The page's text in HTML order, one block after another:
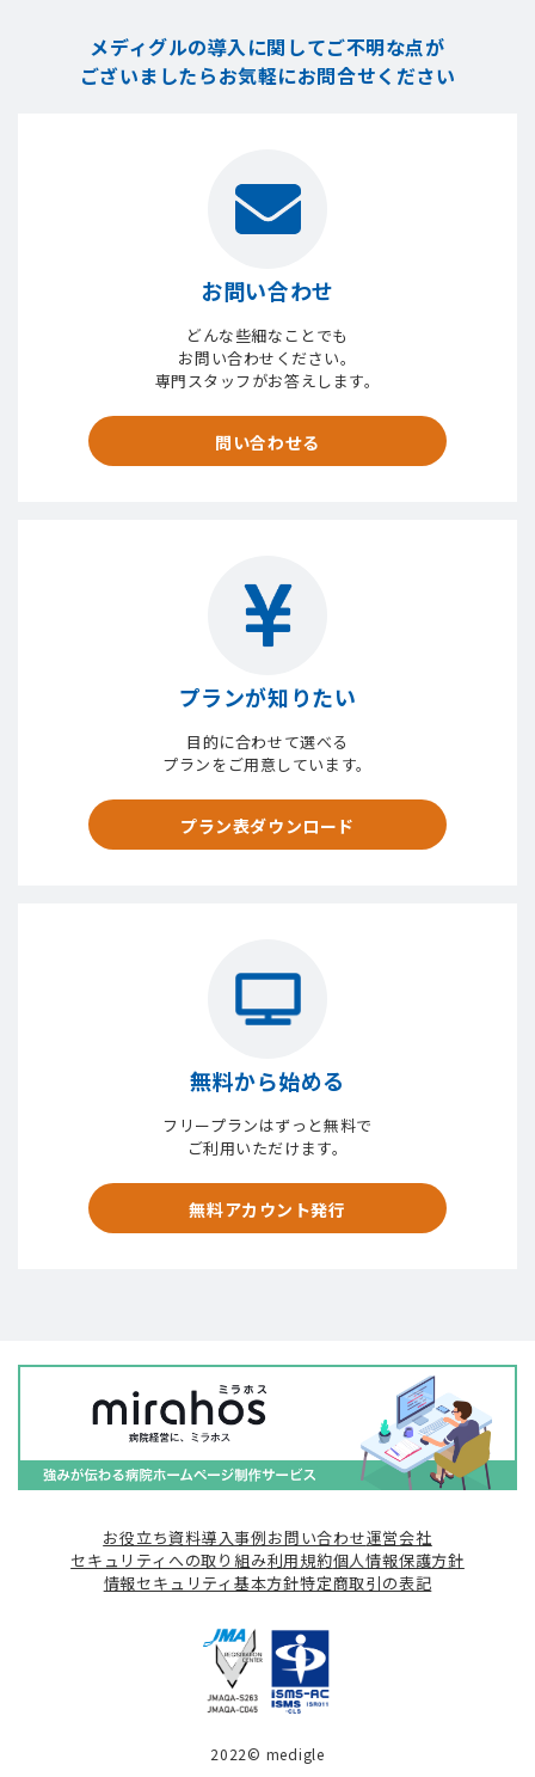
メディグルの導入に関してご不明な点が
ございましたらお気軽にお問合せください
お問い合わせ
どんな些細なことでも
お問い合わせください。
専門スタッフがお答えします。
問い合わせる
プランが知りたい
目的に合わせて選べる
プランをご用意しています。
プラン表ダウンロード
無料から始める
フリープランはずっと無料で
ご利用いただけます。
無料アカウント発行
2022© medigle
お役立ち資料導入事例お問い合わせ運営会社
セキュリティへの取り組み利用規約個人情報保護方針
情報セキュリティ基本方針特定商取引の表記